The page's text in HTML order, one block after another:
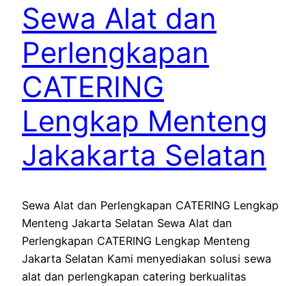
Sewa Alat dan
Perlengkapan
CATERING
Lengkap Menteng
Jakakarta Selatan
Sewa Alat dan Perlengkapan CATERING Lengkap
Menteng Jakarta Selatan Sewa Alat dan
Perlengkapan CATERING Lengkap Menteng
Jakarta Selatan Kami menyediakan solusi sewa
alat dan perlengkapan catering berkualitas